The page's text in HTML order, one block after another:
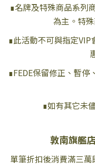
∎名牌及特殊商品系列
為主。特
∎此活動不可與指定
∎FEDE保留修正、暫
∎如有其它未
敦南旗艦
單筆折扣後消費滿三